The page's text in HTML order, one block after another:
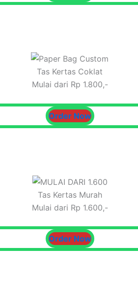
Tas Kertas Coklat
Mulai dari Rp 1.800,-
Order Now
Tas Kertas Murah
Mulai dari Rp 1.600,-
Order Now